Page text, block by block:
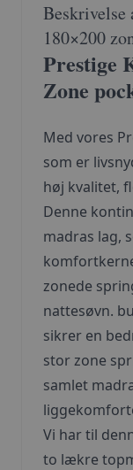
Beskrivelse
180×200
Prestige
Zone
Med vores
som er
høj kvalitet,
Denne
madras lag,
zonede
nattesøvn.
sikrer en
stor zone
samlet
Vi har til
to lækre